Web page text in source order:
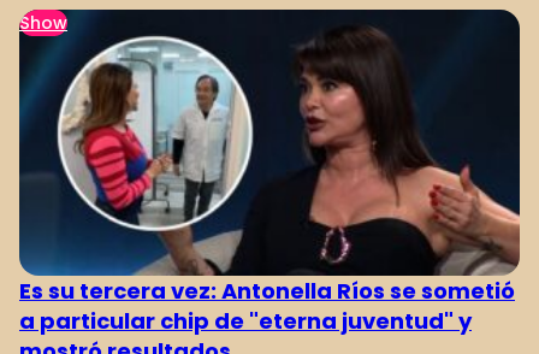
1 3 4
Show
Es su tercera vez: Antonella Ríos se sometió
a particular chip de "eterna juventud" y